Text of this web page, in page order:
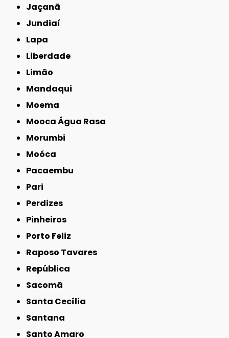
Jaçanã
Jundiaí
Lapa
Liberdade
Limão
Mandaqui
Moema
Mooca Água Rasa
Morumbi
Moóca
Pacaembu
Pari
Perdizes
Pinheiros
Porto Feliz
Raposo Tavares
República
Sacomã
Santa Cecília
Santana
Santo Amaro